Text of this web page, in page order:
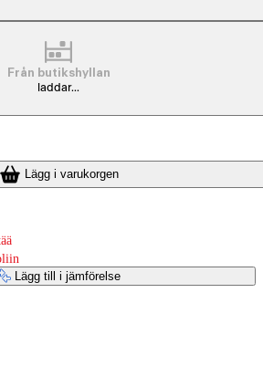
Från butikshyllan
laddar...
Lägg i varukorgen
Lägg till i jämförelse